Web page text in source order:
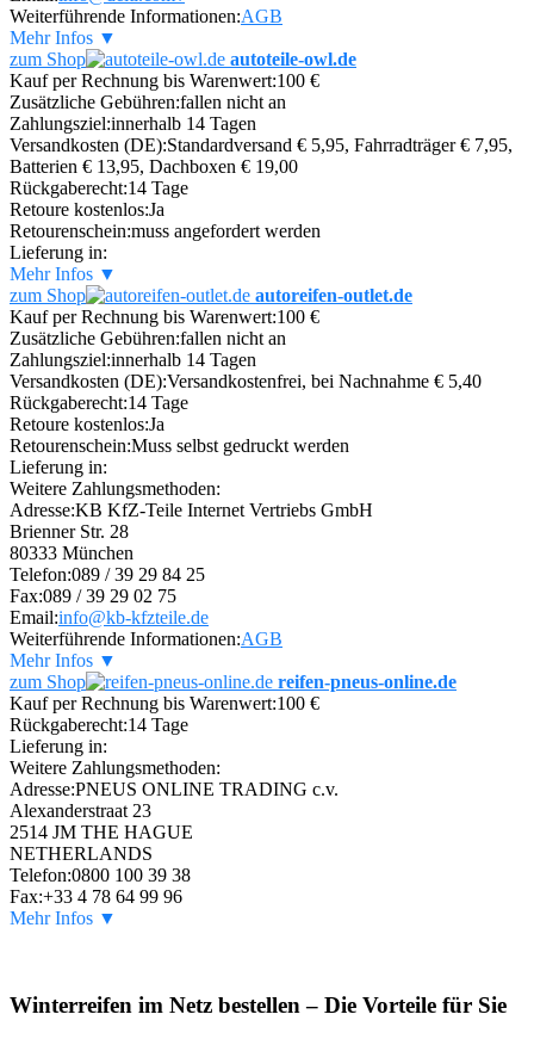
Weiterführende Informationen:AGB
Mehr Infos ▼
zum Shop
autoteile-owl.de
Kauf per Rechnung bis Warenwert:100 €
Zusätzliche Gebühren:fallen nicht an
Zahlungsziel:innerhalb 14 Tagen
Versandkosten (DE):Standardversand € 5,95, Fahrradträger € 7,95,
Batterien € 13,95, Dachboxen € 19,00
Rückgaberecht:14 Tage
Retoure kostenlos:Ja
Retourenschein:muss angefordert werden
Lieferung in:
Mehr Infos ▼
zum Shop
autoreifen-outlet.de
Kauf per Rechnung bis Warenwert:100 €
Zusätzliche Gebühren:fallen nicht an
Zahlungsziel:innerhalb 14 Tagen
Versandkosten (DE):Versandkostenfrei, bei Nachnahme € 5,40
Rückgaberecht:14 Tage
Retoure kostenlos:Ja
Retourenschein:Muss selbst gedruckt werden
Lieferung in:
Weitere Zahlungsmethoden:
Adresse:KB KfZ-Teile Internet Vertriebs GmbH
Brienner Str. 28
80333 München
Telefon:089 / 39 29 84 25
Fax:089 / 39 29 02 75
Email:info@kb-kfzteile.de
Weiterführende Informationen:AGB
Mehr Infos ▼
zum Shop
reifen-pneus-online.de
Kauf per Rechnung bis Warenwert:100 €
Rückgaberecht:14 Tage
Lieferung in:
Weitere Zahlungsmethoden:
Adresse:PNEUS ONLINE TRADING c.v.
Alexanderstraat 23
2514 JM THE HAGUE
NETHERLANDS
Telefon:0800 100 39 38
Fax:+33 4 78 64 99 96
Mehr Infos ▼
Winterreifen im Netz bestellen – Die Vorteile für Sie